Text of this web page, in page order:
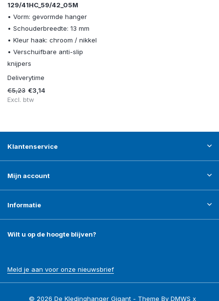
129/41HC_59/42_05M
• Vorm: gevormde hanger
• Schouderbreedte: 13 mm
• Kleur haak: chroom / nikkel
• Verschuifbare anti-slip
knijpers
Deliverytime
€5,23 €3,14
Excl. btw
Klantenservice
Mijn account
Informatie
Wilt u op de hoogte blijven?
Meld je aan voor onze nieuwsbrief
© 2026 De Kledinghanger Gigant - Theme ByDMWS x